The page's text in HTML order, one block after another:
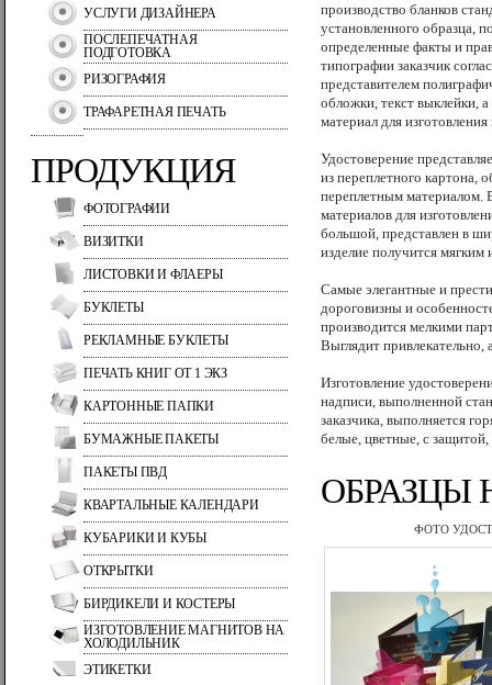
УСЛУГИ ДИЗАЙНЕРА
ПОСЛЕПЕЧАТНАЯ
ПОДГОТОВКА
РИЗОГРАФИЯ
ТРАФАРЕТНАЯ ПЕЧАТЬ
ПРОДУКЦИЯ
ФОТОГРАФИИ
ВИЗИТКИ
ЛИСТОВКИ И ФЛАЕРЫ
БУКЛЕТЫ
РЕКЛАМНЫЕ БУКЛЕТЫ
ПЕЧАТЬ КНИГ ОТ 1 ЭКЗ
КАРТОННЫЕ ПАПКИ
БУМАЖНЫЕ ПАКЕТЫ
ПАКЕТЫ ПВД
КВАРТАЛЬНЫЕ КАЛЕНДАРИ
КУБАРИКИ И КУБЫ
ОТКРЫТКИ
БИРДИКЕЛИ И КОСТЕРЫ
ИЗГОТОВЛЕНИЕ МАГНИТОВ НА
ХОЛОДИЛЬНИК
ЭТИКЕТКИ
производство бланков
установленного образца,
определенные факты и
типографии заказчик
представителем
обложки, текст выклейки,
материал для
Удостоверение
из переплетного картона,
переплетным материалом.
материалов для
большой, представлен в
изделие получится мягким
Самые элегантные и
дороговизны и
производится мелкими
Выглядит привлекательно,
Изготовление
надписи, выполненной
заказчика, выполняется
белые, цветные, с
ОБРАЗЦЫ
ФОТО